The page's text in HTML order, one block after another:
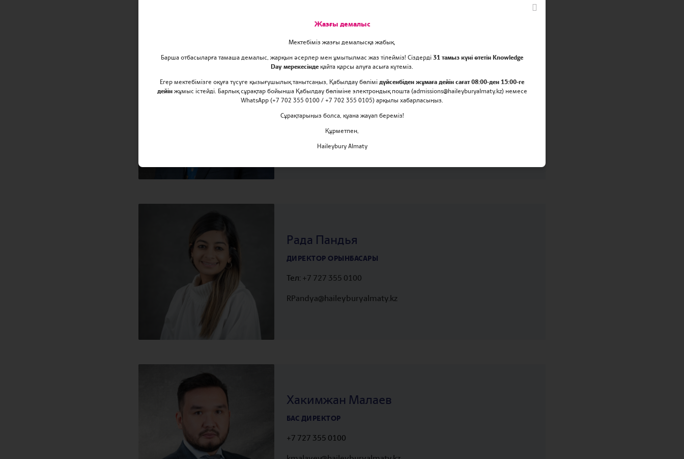
Саймон Миллз
МЕКТЕП ДИРЕКТОРЫ
Tel:+7 727 355 0100
SMills@haileyburyalmaty.kz
Рада Пандья
ДИРЕКТОР ОРЫНБАСАРЫ
Тел: +7 727 355 0100
RPandya@haileyburyalmaty.kz
Хакимжан Малаев
БАС ДИРЕКТОР
+7 727 355 0100
Жазғы демалыс
Мектебіміз жазғы демалысқа жабық.
Барша отбасыларға тамаша демалыс, жарқын әсерлер мен ұмытылмас жаз тілейміз! Сіздерді 31 тамыз күні өтетін Knowledge
Day мерекесінде қайта қарсы алуға асыға күтеміз.
Егер мектебімізге оқуға түсуге қызығушылық танытсаңыз, Қабылдау бөлімі дүйсенбіден жұмаға дейін сағат 08:00-ден 15:00-ге
дейінжұмыс істейді. Барлық сұрақтар бойынша Қабылдау бөліміне электрондық пошта (admissions@haileyburyalmaty.kz) немесе
WhatsApp (+7 702 355 0100 / +7 702 355 0105) арқылы хабарласыңыз.
Сұрақтарыңыз болса, қуана жауап береміз!
Құрметпен,
Haileybury Almaty